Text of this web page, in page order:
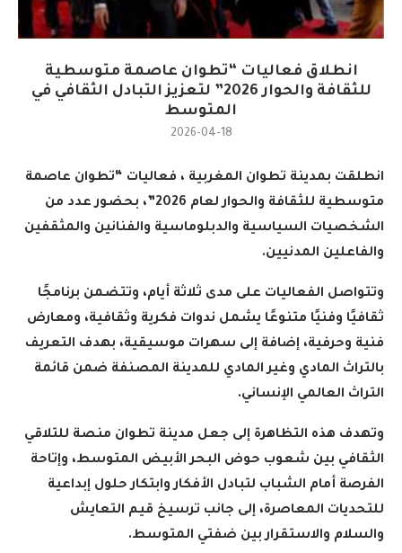
انطلاق فعاليات “تطوان عاصمة متوسطية
للثقافة والحوار 2026” لتعزيز التبادل الثقافي في
المتوسط
2026-04-18
انطلقت بمدينة تطوان المغربية ، فعاليات “تطوان عاصمة
متوسطية للثقافة والحوار لعام 2026
” ، بحضور عدد من
الشخصيات السياسية والدبلوماسية والفنانين والمثقفين
والفاعلين المدنيين.
وتتواصل الفعاليات على مدى ثلاثة أيام، وتتضمن برنامجًا
ثقافيًا وفنيًا متنوعًا يشمل ندوات فكرية وثقافية، ومعارض
فنية وحرفية، إضافة إلى سهرات موسيقية، بهدف التعريف
بالتراث المادي وغير المادي للمدينة المصنفة ضمن قائمة
التراث العالمي الإنساني.
وتهدف هذه التظاهرة إلى جعل مدينة تطوان منصة للتلاقي
الثقافي بين شعوب حوض البحر الأبيض المتوسط، وإتاحة
الفرصة أمام الشباب لتبادل الأفكار وابتكار حلول إبداعية
للتحديات المعاصرة، إلى جانب ترسيخ قيم التعايش
والسلام والاستقرار بين ضفتي المتوسط.